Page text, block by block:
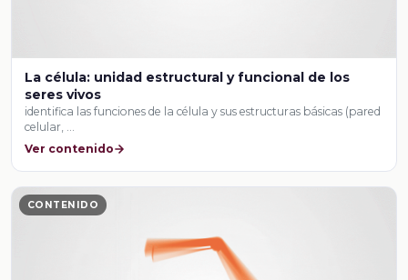
La célula: unidad estructural y funcional de los
seres vivos
identifica las funciones de la célula y sus estructuras básicas (pared
celular, …
Ver contenido
CONTENIDO